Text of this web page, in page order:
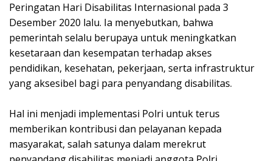
Peringatan Hari Disabilitas Internasional pada 3
Desember 2020 lalu. Ia menyebutkan, bahwa
pemerintah selalu berupaya untuk meningkatkan
kesetaraan dan kesempatan terhadap akses
pendidikan, kesehatan, pekerjaan, serta infrastruktur
yang aksesibel bagi para penyandang disabilitas.
Hal ini menjadi implementasi Polri untuk terus
memberikan kontribusi dan pelayanan kepada
masyarakat, salah satunya dalam merekrut